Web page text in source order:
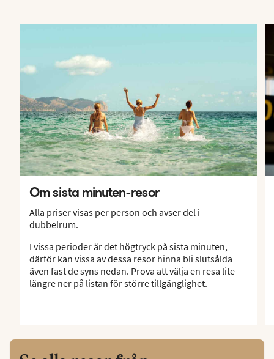
Om sista minuten-resor
Alla priser visas per person och avser del i
dubbelrum.
I vissa perioder är det högtryck på sista minuten,
därför kan vissa av dessa resor hinna bli slutsålda
även fast de syns nedan. Prova att välja en resa lite
längre ner på listan för större tillgänglighet.